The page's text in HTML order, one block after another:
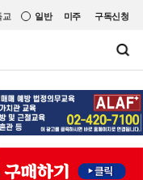
미주 구독신청
일반
교